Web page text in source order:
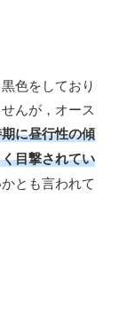
色をしており
んが，オース
に昼行性の傾
目撃されてい
とも言われて